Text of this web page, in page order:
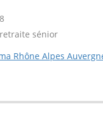
sénior
Rhône Alpes